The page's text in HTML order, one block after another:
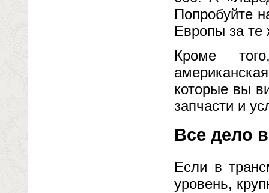
Попробуйте
Европы за те
Кроме
которые вы
запчасти и
Все дело
Если в
уровень,